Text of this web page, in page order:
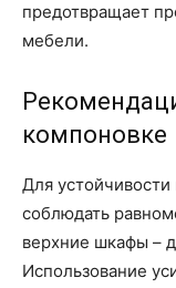
предотвращает
мебели.
компоновке
Для
соблюдать
верхние шкафы –
Использование